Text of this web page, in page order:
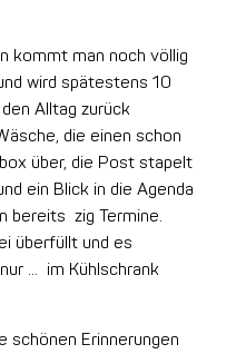
kommt man noch völlig
wird spätestens 10
Alltag zurück
die einen schon
über, die Post stapelt
ein Blick in die Agenda
bereits zig Termine.
überfüllt und es
… im Kühlschrank
schönen Erinnerungen